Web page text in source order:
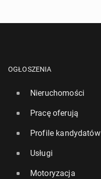
OGŁOSZENIA
Nieruchomości
Pracę oferują
Profile kandydatów
Usługi
Motoryzacja